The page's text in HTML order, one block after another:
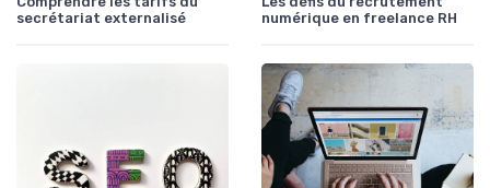
secrétariat externalisé
numérique en freelance RH